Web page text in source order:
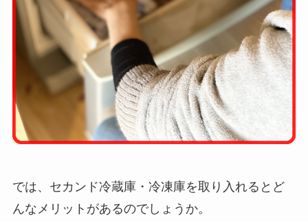
では、セカンド冷蔵庫・冷凍庫を取り入れるとど
んなメリットがあるのでしょうか。